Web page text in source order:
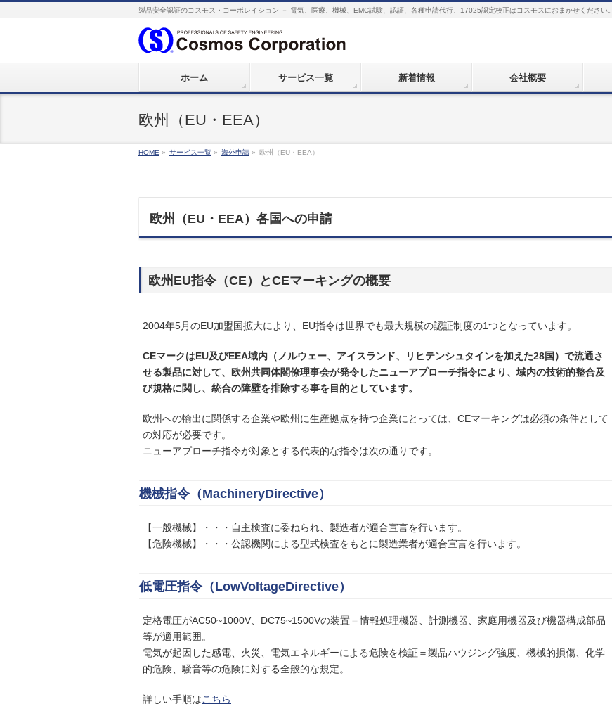
製品安全認証のコスモス・コーポレイション － 電気、医療、機械、EMC試験、認証、各種申請代行、17025認定校正はコスモスにおまかせください。
ホーム サービス一覧 新着情報 会社概要
欧州（EU・EEA）
HOME » サービス一覧 » 海外申請 » 欧州（EU・EEA）
欧州（EU・EEA）各国への申請
欧州EU指令（CE）とCEマーキングの概要
2004年5月のEU加盟国拡大により、EU指令は世界でも最大規模の認証制度の1つとなっています。
CEマークはEU及びEEA域内（ノルウェー、アイスランド、リヒテンシュタインを加えた28国）で流通さ
せる製品に対して、欧州共同体閣僚理事会が発令したニューアプローチ指令により、域内の技術的整合及
び規格に関し、統合の障壁を排除する事を目的としています。
欧州への輸出に関係する企業や欧州に生産拠点を持つ企業にとっては、CEマーキングは必須の条件として
の対応が必要です。
ニューアプローチ指令が対象とする代表的な指令は次の通りです。
機械指令（MachineryDirective）
【一般機械】・・・自主検査に委ねられ、製造者が適合宣言を行います。
【危険機械】・・・公認機関による型式検査をもとに製造業者が適合宣言を行います。
低電圧指令（LowVoltageDirective）
定格電圧がAC50~1000V、DC75~1500Vの装置＝情報処理機器、計測機器、家庭用機器及び機器構成部品
等が適用範囲。
電気が起因した感電、火災、電気エネルギーによる危険を検証＝製品ハウジング強度、機械的損傷、化学
的危険、騒音等の危険に対する全般的な規定。
詳しい手順はこちら